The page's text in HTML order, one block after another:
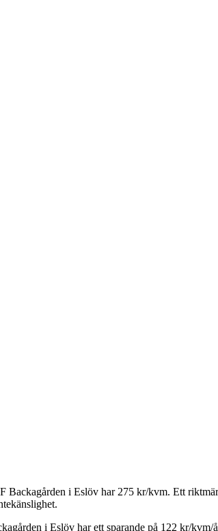
Backagården i Eslöv har 275 kr/kvm. Ett
i Eslöv har ett sparande på 122 kr/kvm/